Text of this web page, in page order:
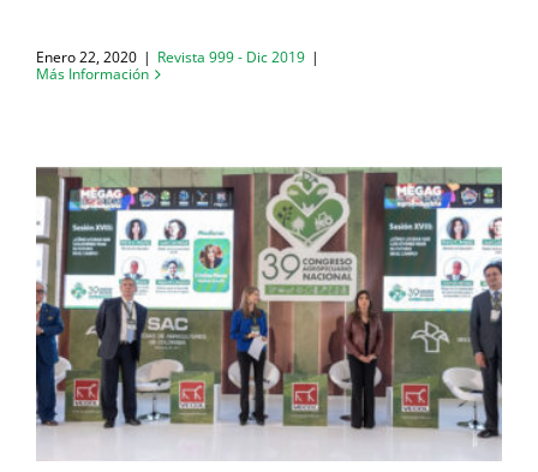
Enero 22, 2020 | Revista 999 - Dic 2019 |
Más Información